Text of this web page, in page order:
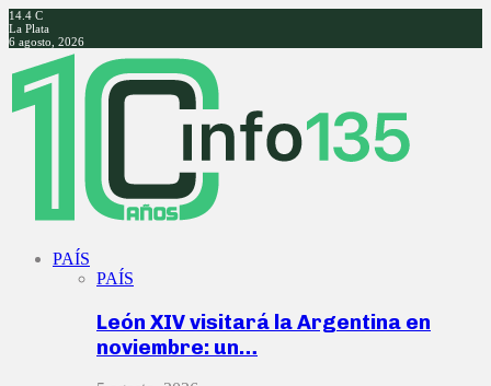
14.4 C
La Plata
6 agosto, 2026
Facebook
Twitter
Instagram
Youtube
PAÍS
PAÍS
León XIV visitará la Argentina en
noviembre: un…